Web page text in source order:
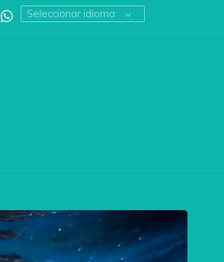
Seleccionar idioma